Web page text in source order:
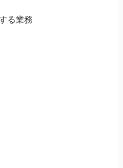
る業務